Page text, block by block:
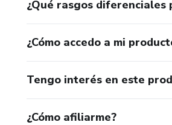
¿Qué rasgos
¿Cómo accedo a mi
Tengo interés en este
¿Cómo afiliarme?